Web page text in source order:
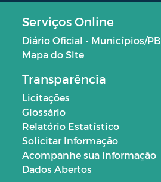
Serviços Online
Diário Oficial - Municípios/PB
Mapa do Site
Transparência
Licitações
Glossário
Relatório Estatístico
Solicitar Informação
Acompanhe sua Informação
Dados Abertos